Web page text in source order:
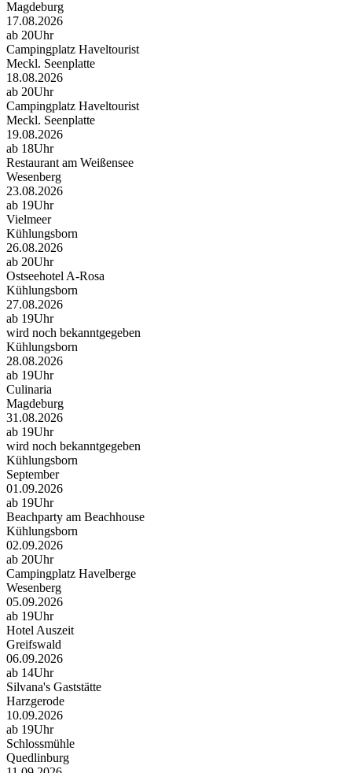
Magdeburg
17.08.2026
ab 20Uhr
Campingplatz Haveltourist
Meckl. Seenplatte
18.08.2026
ab 20Uhr
Campingplatz Haveltourist
Meckl. Seenplatte
19.08.2026
ab 18Uhr
Restaurant am Weißensee
Wesenberg
23.08.2026
ab 19Uhr
Vielmeer
Kühlungsborn
26.08.2026
ab 20Uhr
Ostseehotel A-Rosa
Kühlungsborn
27.08.2026
ab 19Uhr
wird noch bekanntgegeben
Kühlungsborn
28.08.2026
ab 19Uhr
Culinaria
Magdeburg
31.08.2026
ab 19Uhr
wird noch bekanntgegeben
Kühlungsborn
September
01.09.2026
ab 19Uhr
Beachparty am Beachhouse
Kühlungsborn
02.09.2026
ab 20Uhr
Campingplatz Havelberge
Wesenberg
05.09.2026
ab 19Uhr
Hotel Auszeit
Greifswald
06.09.2026
ab 14Uhr
Silvana's Gaststätte
Harzgerode
10.09.2026
ab 19Uhr
Schlossmühle
Quedlinburg